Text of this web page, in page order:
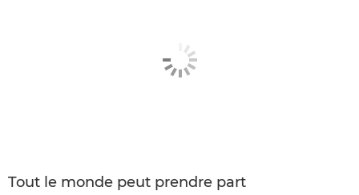
Tout le monde peut prendre part